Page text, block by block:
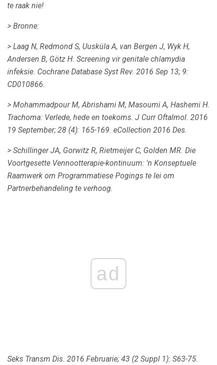
te raak nie!
> Bronne:
> Laag N, Redmond S, Uusküla A, van Bergen J, Wyk H,
Andersen B, Götz H. Screening vir genitale chlamydia
infeksie. Cochrane Database Syst Rev. 2016 Sep 13; 9:
CD010866.
> Mohammadpour M, Abrishami M, Masoumi A, Hashemi H.
Trachoma: Verlede, hede en toekoms. J Curr Oftalmol. 2016
19 September; 28 (4): 165-169. eCollection 2016 Des.
> Schillinger JA, Gorwitz R, Rietmeijer C, Golden MR. Die
Voortgesette Vennootterapie-kontinuum: 'n Konseptuele
Raamwerk om Programmatiese Pogings te lei om
Partnerbehandeling te verhoog.
ad
Seks Transm Dis. 2016 Februarie; 43 (2 Suppl 1): S63-75.